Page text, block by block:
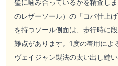
璧に噛み合っているかを精査し
のレザーソール）の「コバ仕上
を持つソール側面は、歩行時に
難点があります。1度の着用によ
ヴェイジャン製法の太い出し縫